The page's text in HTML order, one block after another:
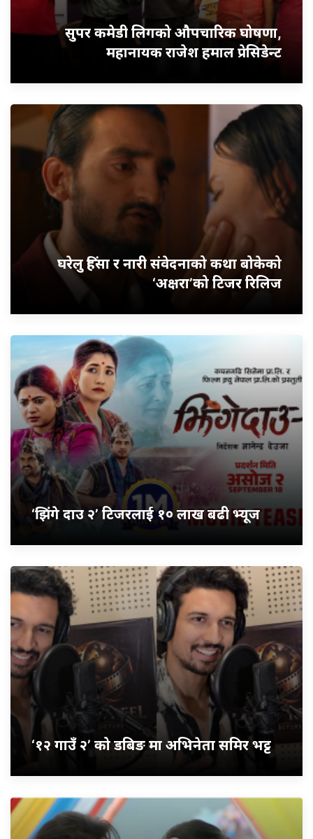
सुपर कमेडी लिगको औपचारिक घोषणा,
महानायक राजेश हमाल प्रेसिडेन्ट
घरेलु हिंसा र नारी संवेदनाको कथा बोकेको
‘अक्षरा’को टिजर रिलिज
‘झिंगे दाउ २’ टिजरलाई १० लाख बढी भ्यूज
‘१२ गाउँ २’ को डबिङ मा अभिनेता समिर भट्ट